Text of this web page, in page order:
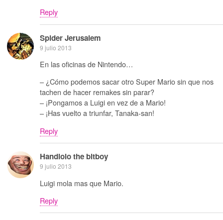
Reply
Spider Jerusalem
9 julio 2013
En las oficinas de Nintendo…
– ¿Cómo podemos sacar otro Super Mario sin que nos
tachen de hacer remakes sin parar?
– ¡Pongamos a Luigi en vez de a Mario!
– ¡Has vuelto a triunfar, Tanaka-san!
Reply
Handlolo the bitboy
9 julio 2013
Luigi mola mas que Mario.
Reply